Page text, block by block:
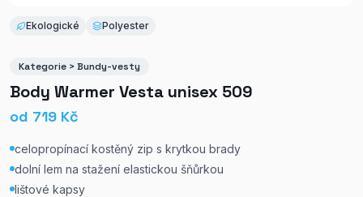
Ekologické Polyester
Kategorie > Bundy-vesty
Body Warmer Vesta unisex 509
od 719 Kč
celopropínací kostěný zip s krytkou brady
dolní lem na stažení elastickou šňůrkou
lištové kapsy